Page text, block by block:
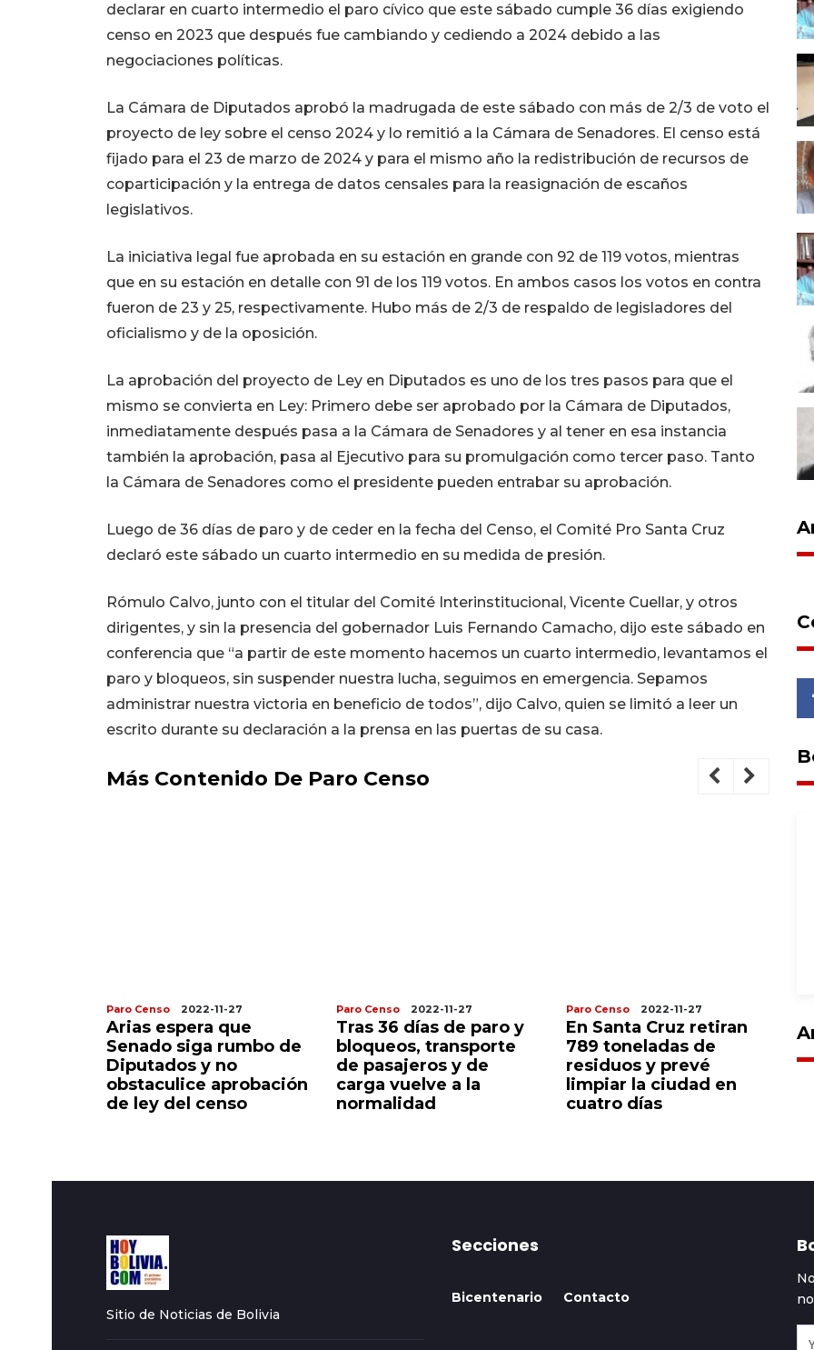
declarar en cuarto intermedio el paro cívico que este sábado cumple 36 días exigiendo
censo en 2023 que después fue cambiando y cediendo a 2024 debido a las
negociaciones políticas.
La Cámara de Diputados aprobó la madrugada de este sábado con más de 2/3 de voto el
proyecto de ley sobre el censo 2024 y lo remitió a la Cámara de Senadores. El censo está
fijado para el 23 de marzo de 2024 y para el mismo año la redistribución de recursos de
coparticipación y la entrega de datos censales para la reasignación de escaños
legislativos.
La iniciativa legal fue aprobada en su estación en grande con 92 de 119 votos, mientras
que en su estación en detalle con 91 de los 119 votos. En ambos casos los votos en contra
fueron de 23 y 25, respectivamente. Hubo más de 2/3 de respaldo de legisladores del
oficialismo y de la oposición.
La aprobación del proyecto de Ley en Diputados es uno de los tres pasos para que el
mismo se convierta en Ley: Primero debe ser aprobado por la Cámara de Diputados,
inmediatamente después pasa a la Cámara de Senadores y al tener en esa instancia
también la aprobación, pasa al Ejecutivo para su promulgación como tercer paso. Tanto
la Cámara de Senadores como el presidente pueden entrabar su aprobación.
Luego de 36 días de paro y de ceder en la fecha del Censo, el Comité Pro Santa Cruz
declaró este sábado un cuarto intermedio en su medida de presión.
Rómulo Calvo, junto con el titular del Comité Interinstitucional, Vicente Cuellar, y otros
dirigentes, y sin la presencia del gobernador Luis Fernando Camacho, dijo este sábado en
conferencia que “a partir de este momento hacemos un cuarto intermedio, levantamos el
paro y bloqueos, sin suspender nuestra lucha, seguimos en emergencia. Sepamos
administrar nuestra victoria en beneficio de todos”, dijo Calvo, quien se limitó a leer un
escrito durante su declaración a la prensa en las puertas de su casa.
Más Contenido De Paro Censo
Paro Censo 2022-11-27
Arias espera que
Senado siga rumbo de
Diputados y no
obstaculice aprobación
de ley del censo
Paro Censo 2022-11-27
Tras 36 días de paro y
bloqueos, transporte
de pasajeros y de
carga vuelve a la
normalidad
Paro Censo 2022-11-27
En Santa Cruz retiran
789 toneladas de
residuos y prevé
limpiar la ciudad en
cuatro días
Sitio de Noticias de Bolivia
Secciones
Bicentenario Contacto